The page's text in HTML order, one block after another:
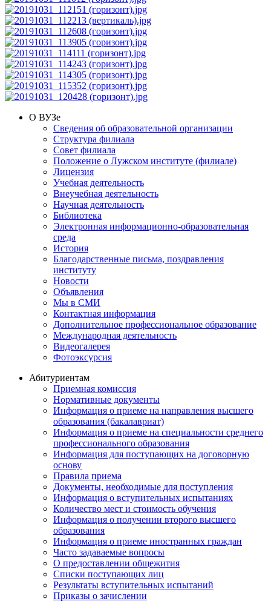
О ВУЗе
Сведения об образовательной организации
Структура филиала
Совет филиала
Положение о Лужском институте (филиале)
Лицензия
Учебная деятельность
Внеучебная деятельность
Научная деятельность
Библиотека
Электронная информационно-образовательная
среда
История
Благодарственные письма, поздравления
институту
Новости
Объявления
Мы в СМИ
Контактная информация
Дополнительное профессиональное образование
Международная деятельность
Видеогалерея
Фотоэксурсия
Абитуриентам
Приемная комиссия
Нормативные документы
Информация о приеме на направления высшего
образования (бакалавриат)
Информация о приеме на специальности среднего
профессионального образования
Информация для поступающих на договорную
основу
Правила приема
Документы, необходимые для поступления
Информация о вступительных испытаниях
Количество мест и стоимость обучения
Информация о получении второго высшего
образования
Информация о приеме иностранных граждан
Часто задаваемые вопросы
О предоставлении общежития
Списки поступающих лиц
Результаты вступительных испытаний
Приказы о зачислении